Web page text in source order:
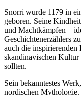
Snorri wurde 1179 in
geboren. Seine
und Machtkämpfen –
Geschichtenerzählers
auch die inspirierenden
skandinavischen Kultur
sollten.
Sein bekanntestes
nordischen